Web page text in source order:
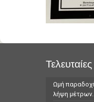
Ωμή
λήψη μέτρων.